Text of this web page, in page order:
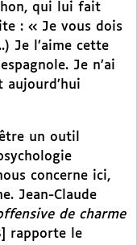
qui lui fait
: « Je vous dois
Je l’aime cette
Je n’ai
aujourd’hui
un outil
concerne ici,
Jean-Claude
de charme
rapporte le